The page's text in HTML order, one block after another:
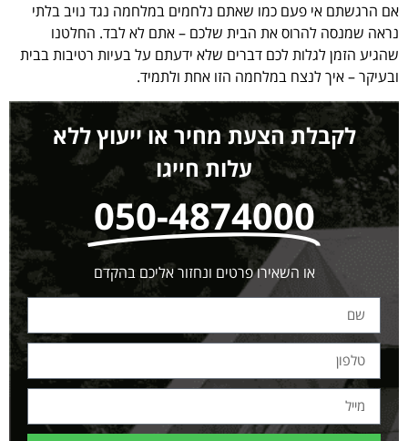
אם הרגשתם אי פעם כמו שאתם נלחמים במלחמה נגד נויב בלתי
נראה שמנסה להרוס את הבית שלכם – אתם לא לבד. החלטנו
שהגיע הזמן לגלות לכם דברים שלא ידעתם על בעיות רטיבות בבית
ובעיקר – איך לנצח במלחמה הזו אחת ולתמיד.
לקבלת הצעת מחיר או ייעוץ ללא
עלות חייגו
050-4874000
או השאירו פרטים ונחזור אליכם בהקדם